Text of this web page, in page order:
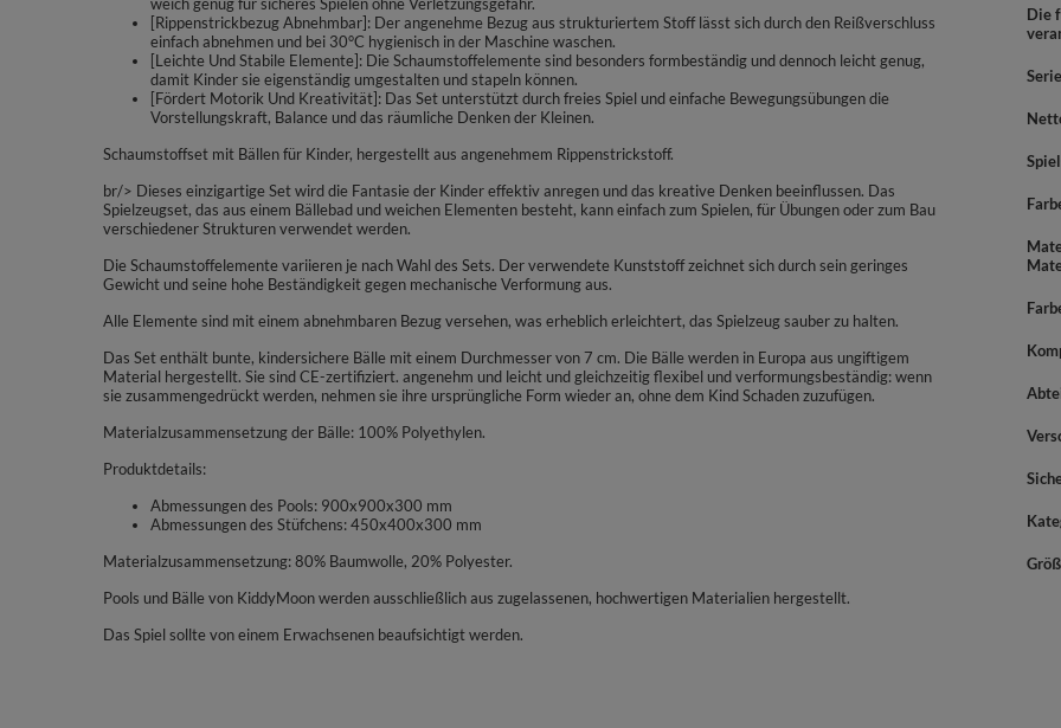
[Rippenstrickbezug Abnehmbar]: Der angenehme Bezug aus strukturiertem Stoff lässt sich durch den Reißverschluss
einfach abnehmen und bei 30°C hygienisch in der Maschine waschen.
[Leichte Und Stabile Elemente]: Die Schaumstoffelemente sind besonders formbeständig und dennoch leicht genug,
damit Kinder sie eigenständig umgestalten und stapeln können.
[Fördert Motorik Und Kreativität]: Das Set unterstützt durch freies Spiel und einfache Bewegungsübungen die
Vorstellungskraft, Balance und das räumliche Denken der Kleinen.
Schaumstoffset mit Bällen für Kinder, hergestellt aus angenehmem Rippenstrickstoff.
br/> Dieses einzigartige Set wird die Fantasie der Kinder effektiv anregen und das kreative Denken beeinflussen. Das
Spielzeugset, das aus einem Bällebad und weichen Elementen besteht, kann einfach zum Spielen, für Übungen oder zum Bau
verschiedener Strukturen verwendet werden.
Die Schaumstoffelemente variieren je nach Wahl des Sets. Der verwendete Kunststoff zeichnet sich durch sein geringes
Gewicht und seine hohe Beständigkeit gegen mechanische Verformung aus.
Alle Elemente sind mit einem abnehmbaren Bezug versehen, was erheblich erleichtert, das Spielzeug sauber zu halten.
Das Set enthält bunte, kindersichere Bälle mit einem Durchmesser von 7 cm. Die Bälle werden in Europa aus ungiftigem
Material hergestellt. Sie sind CE-zertifiziert. angenehm und leicht und gleichzeitig flexibel und verformungsbeständig: wenn
sie zusammengedrückt werden, nehmen sie ihre ursprüngliche Form wieder an, ohne dem Kind Schaden zuzufügen.
Materialzusammensetzung der Bälle: 100% Polyethylen.
Produktdetails:
Abmessungen des Pools: 900x900x300 mm
Abmessungen des Stüfchens: 450x400x300 mm
Materialzusammensetzung: 80% Baumwolle, 20% Polyester.
Pools und Bälle von KiddyMoon werden ausschließlich aus zugelassenen, hochwertigen Materialien hergestellt.
Das Spiel sollte von einem Erwachsenen beaufsichtigt werden.
Die
Serie